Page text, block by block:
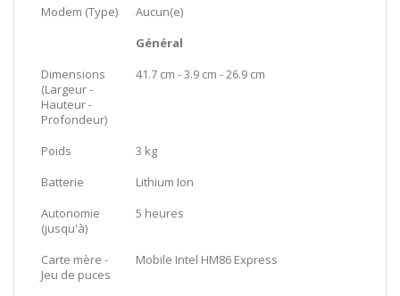
Modem (Type)
Aucun(e)
Général
Dimensions
(Largeur -
Hauteur -
Profondeur)
41.7 cm - 3.9 cm - 26.9 cm
Poids
3 kg
Batterie
Lithium Ion
Autonomie
(jusqu'à)
5 heures
Carte mère -
Jeu de puces
Mobile Intel HM86 Express